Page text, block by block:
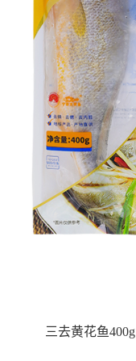
三去黄花鱼400g